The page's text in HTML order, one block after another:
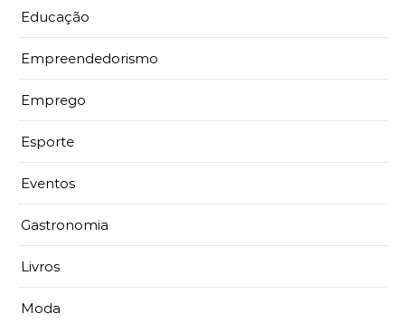
Educação
Empreendedorismo
Emprego
Esporte
Eventos
Gastronomia
Livros
Moda